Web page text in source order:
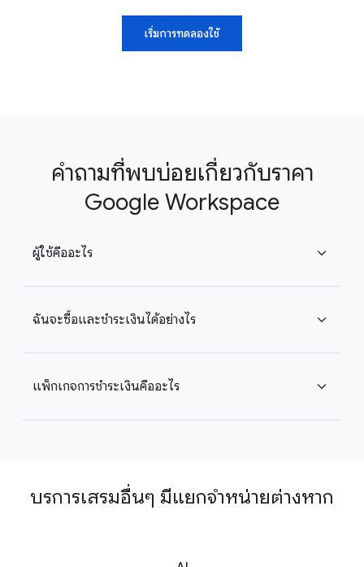
เริ่มการทดลองใช้
คำถามที่พบบ่อยเกี่ยวกับราคา
Google Workspace
ผู้ใช้คืออะไร expand_more
ฉันจะซื้อและชำระเงินได้อย่างไร expand_more
แพ็กเกจการชำระเงินคืออะไร expand_more
บริการเสริมอื่นๆ มีแยกจำหน่ายต่างหาก